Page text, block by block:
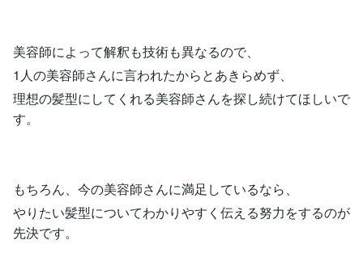
美容師によって解釈も技術も異なるので、
1人の美容師さんに言われたからとあきらめず、
理想の髪型にしてくれる美容師さんを探し続けてほしいで
す。
もちろん、今の美容師さんに満足しているなら、
やりたい髪型についてわかりやすく伝える努力をするのが
先決です。